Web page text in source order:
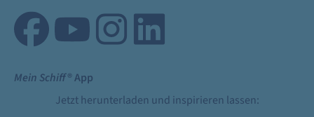
Mein Schiff® App
Jetzt herunterladen und inspirieren lassen: